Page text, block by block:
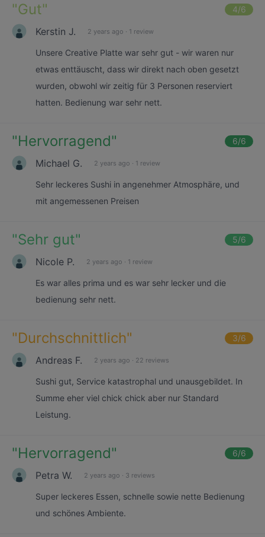
"Gut" 4/6
Kerstin J. 2 years ago · 1 review
Unsere Creative Platte war sehr gut - wir waren nur
etwas enttäuscht, dass wir direkt nach oben gesetzt
wurden, obwohl wir zeitig für 3 Personen reserviert
hatten. Bedienung war sehr nett.
"Hervorragend" 6/6
Michael G. 2 years ago · 1 review
Sehr leckeres Sushi in angenehmer Atmosphäre, und
mit angemessenen Preisen
"Sehr gut" 5/6
Nicole P. 2 years ago · 1 review
Es war alles prima und es war sehr lecker und die
bedienung sehr nett.
"Durchschnittlich" 3/6
Andreas F. 2 years ago · 22 reviews
Sushi gut, Service katastrophal und unausgebildet. In
Summe eher viel chick chick aber nur Standard
Leistung.
"Hervorragend" 6/6
Petra W. 2 years ago · 3 reviews
Super leckeres Essen, schnelle sowie nette Bedienung
und schönes Ambiente.